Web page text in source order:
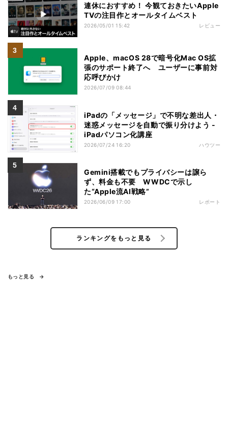
連休におすすめ！ 今観ておきたいApple
TVの注目作とオールタイムベスト
2026/05/01 15:42 レビュー
Apple、macOS 28で暗号化Mac OS拡
張のサポート終了へ ユーザーに事前対
応呼びかけ
2026/07/09 08:44
iPadの「メッセージ」で不明な差出人・
迷惑メッセージを自動で振り分けよう -
iPadパソコン化講座
2026/07/24 16:20 ハウツー
Gemini搭載でもプライバシーは譲ら
ず、料金も不要 WWDCで示し
た“Apple流AI戦略”
2026/06/09 17:00 レポート
ランキングをもっと見る
もっと見る